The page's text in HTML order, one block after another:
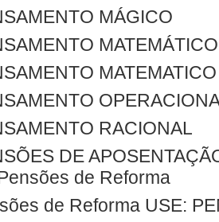
MÁGICO
MATEMÁTICO
RACIONAL
DE
de Reforma
de Reforma USE: